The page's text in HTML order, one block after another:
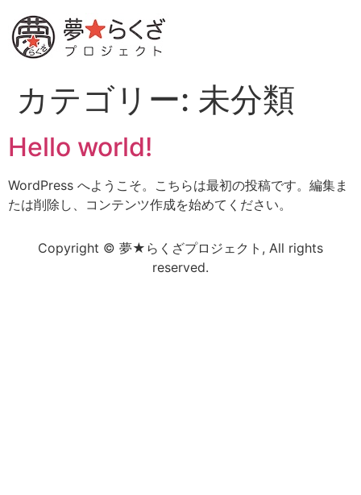
カテゴリー: 未分類
Hello world!
WordPress へようこそ。こちらは最初の投稿です。編集ま
たは削除し、コンテンツ作成を始めてください。
Copyright © 夢★らくざプロジェクト, All rights
reserved.